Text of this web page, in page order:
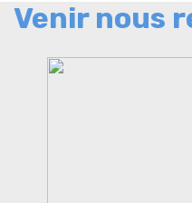
Venir nous